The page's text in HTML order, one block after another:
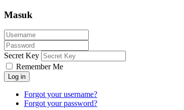
Masuk
Secret Key
Remember Me
Log in
Forgot your username?
Forgot your password?